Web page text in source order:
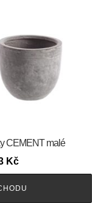
CEMENT malé
Kč